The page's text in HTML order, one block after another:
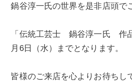
鍋谷淳一氏の世界を是非店頭で
「伝統工芸士 鍋谷淳一氏 作
月6日（水）までとなります。
皆様のご来店を心よりお待ちし